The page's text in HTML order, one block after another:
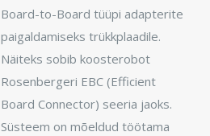
Board-to-Board tüüpi adapterite
paigaldamiseks trükkplaadile.
Näiteks sobib koosterobot
Rosenbergeri EBC (Efficient
Board Connector) seeria jaoks.
Süsteem on mõeldud töötama